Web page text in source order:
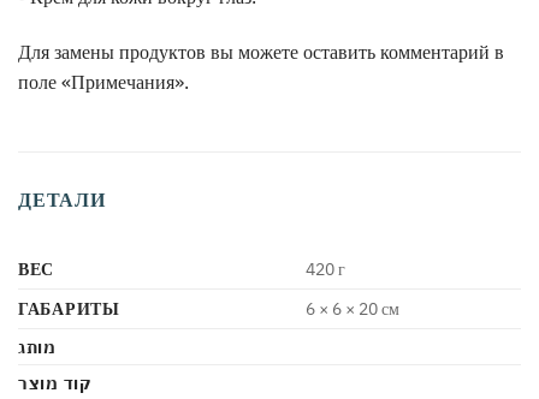
Для замены продуктов вы можете оставить комментарий в
поле «Примечания».
ДЕТАЛИ
ВЕС
420 г
ГАБАРИТЫ
6 × 6 × 20 см
מותג
קוד מוצר